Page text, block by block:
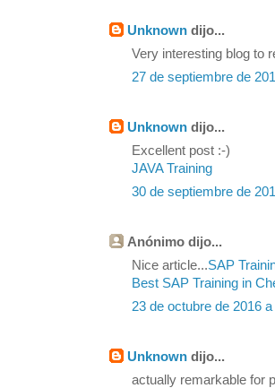
Unknown dijo...
Very interesting blog to
27 de septiembre de
Unknown dijo...
Excellent post :-)
JAVA Training
30 de septiembre de
Anónimo dijo...
Nice article...SAP
Best SAP Training in
23 de octubre de 2016 a
Unknown dijo...
actually remarkable for